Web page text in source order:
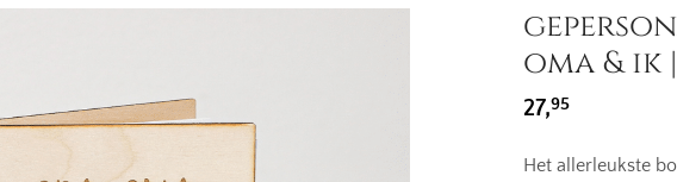
oma &
27,95
Het allerleukste